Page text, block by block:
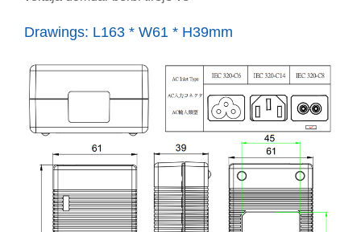
Drawings: L163 * W61 * H39mm